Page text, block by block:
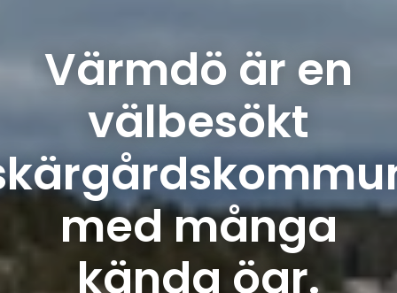
Värmdö är en
välbesökt
med många
kända öar.